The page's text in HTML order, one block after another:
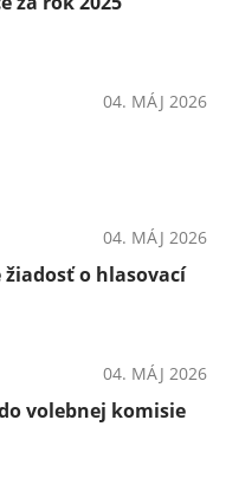
04. MÁJ 2026
04. MÁJ 2026
o hlasovací
04. MÁJ 2026
volebnej komisie